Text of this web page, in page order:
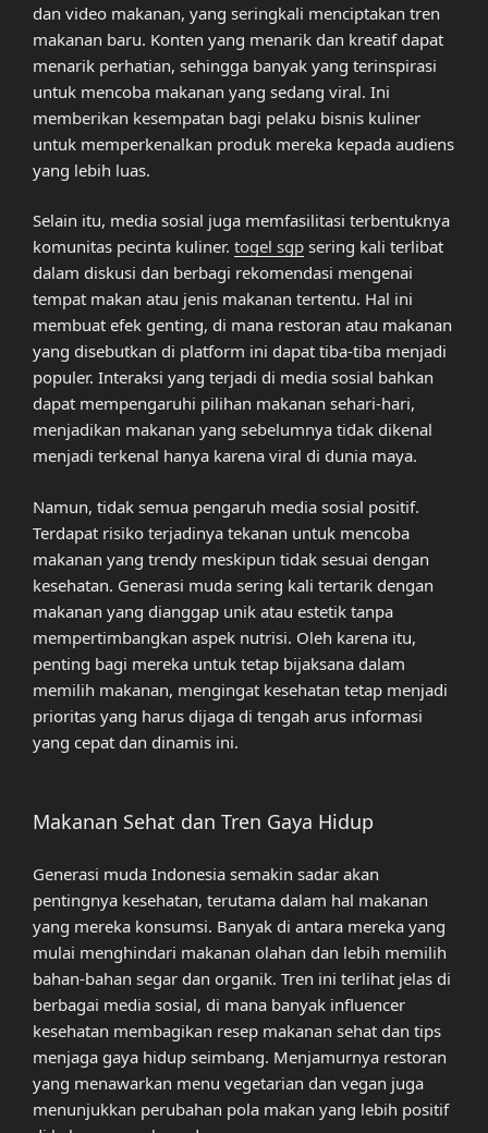
dan video makanan, yang seringkali menciptakan tren
makanan baru. Konten yang menarik dan kreatif dapat
menarik perhatian, sehingga banyak yang terinspirasi
untuk mencoba makanan yang sedang viral. Ini
memberikan kesempatan bagi pelaku bisnis kuliner
untuk memperkenalkan produk mereka kepada audiens
yang lebih luas.
Selain itu, media sosial juga memfasilitasi terbentuknya
komunitas pecinta kuliner. togel sgp sering kali terlibat
dalam diskusi dan berbagi rekomendasi mengenai
tempat makan atau jenis makanan tertentu. Hal ini
membuat efek genting, di mana restoran atau makanan
yang disebutkan di platform ini dapat tiba-tiba menjadi
populer. Interaksi yang terjadi di media sosial bahkan
dapat mempengaruhi pilihan makanan sehari-hari,
menjadikan makanan yang sebelumnya tidak dikenal
menjadi terkenal hanya karena viral di dunia maya.
Namun, tidak semua pengaruh media sosial positif.
Terdapat risiko terjadinya tekanan untuk mencoba
makanan yang trendy meskipun tidak sesuai dengan
kesehatan. Generasi muda sering kali tertarik dengan
makanan yang dianggap unik atau estetik tanpa
mempertimbangkan aspek nutrisi. Oleh karena itu,
penting bagi mereka untuk tetap bijaksana dalam
memilih makanan, mengingat kesehatan tetap menjadi
prioritas yang harus dijaga di tengah arus informasi
yang cepat dan dinamis ini.
Makanan Sehat dan Tren Gaya Hidup
Generasi muda Indonesia semakin sadar akan
pentingnya kesehatan, terutama dalam hal makanan
yang mereka konsumsi. Banyak di antara mereka yang
mulai menghindari makanan olahan dan lebih memilih
bahan-bahan segar dan organik. Tren ini terlihat jelas di
berbagai media sosial, di mana banyak influencer
kesehatan membagikan resep makanan sehat dan tips
menjaga gaya hidup seimbang. Menjamurnya restoran
yang menawarkan menu vegetarian dan vegan juga
menunjukkan perubahan pola makan yang lebih positif